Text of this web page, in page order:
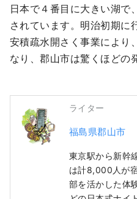
日本で４番目に大きい湖で
されています。明治初期に
安積疏水開さく事業により
なり、郡山市は驚くほどの
ライター
福島県郡山市
東京駅から新幹
は計8,000人が
部を活かした体